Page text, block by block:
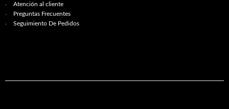
Atención al cliente
Preguntas Frecuentes
Seguimiento De Pedidos